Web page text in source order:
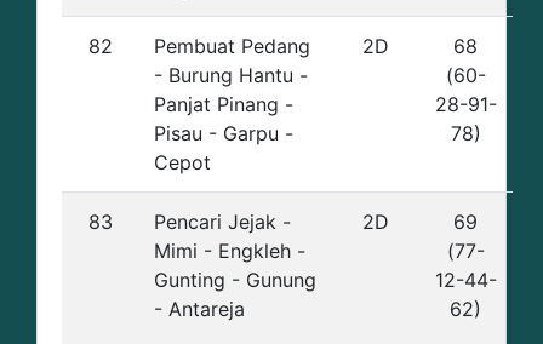
82
Pembuat Pedang
- Burung Hantu -
Panjat Pinang -
Pisau - Garpu -
Cepot
2D
68
(60-
28-91-
78)
83
Pencari Jejak -
Mimi - Engkleh -
Gunting - Gunung
- Antareja
2D
69
(77-
12-44-
62)